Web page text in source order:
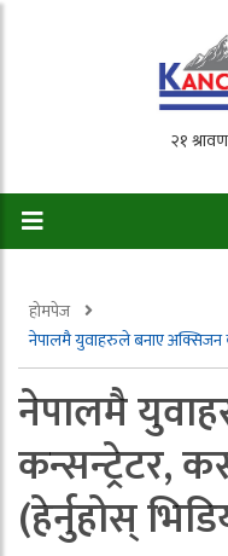
होमपेज
नेपालमै युवाहरुले बनाए अक्सिजन
नेपालमै
कन्सन्ट्रेटर,
(हेर्नुहोस्